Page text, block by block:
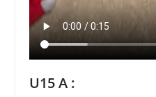
U15 A :